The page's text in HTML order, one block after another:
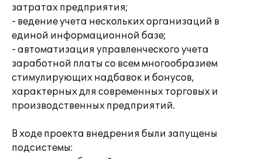
затратах предприятия;
- ведение учета нескольких организаций в
единой информационной базе;
- автоматизация управленческого учета
заработной платы со всем многообразием
стимулирующих надбавок и бонусов,
характерных для современных торговых и
производственных предприятий.
В ходе проекта внедрения были запущены
подсистемы: